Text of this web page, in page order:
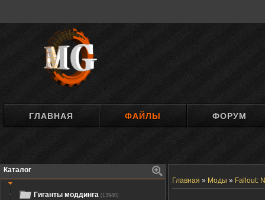
ГЛАВНАЯ ФАЙЛЫ ФОРУМ
Каталог
Гиганты моддинга [13940]
Главная » Моды » Fallout: